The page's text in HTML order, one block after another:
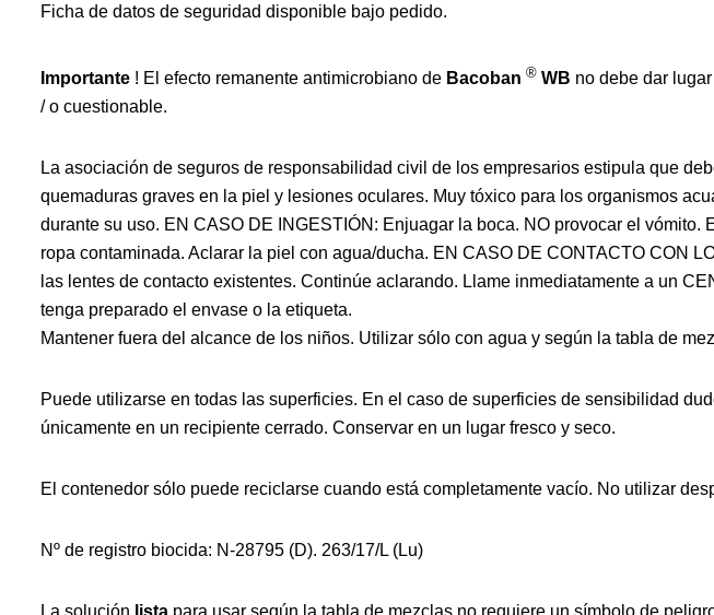
Ficha de datos de seguridad disponible bajo pedido.
Importante ! El efecto remanente antimicrobiano de Bacoban ® WB no debe dar
/ o cuestionable.
La asociación de seguros de responsabilidad civil de los empresarios estipula que
quemaduras graves en la piel y lesiones oculares. Muy tóxico para los organismos
durante su uso. EN CASO DE INGESTIÓN: Enjuagar la boca. NO provocar el
ropa contaminada. Aclarar la piel con agua/ducha. EN CASO DE CONTACTO CON
las lentes de contacto existentes. Continúe aclarando. Llame inmediatamente a un
tenga preparado el envase o la etiqueta.
Mantener fuera del alcance de los niños. Utilizar sólo con agua y según la tabla de
Puede utilizarse en todas las superficies. En el caso de superficies de sensibilidad
únicamente en un recipiente cerrado. Conservar en un lugar fresco y seco.
El contenedor sólo puede reciclarse cuando está completamente vacío. No utilizar
Nº de registro biocida: N-28795 (D). 263/17/L (Lu)
La solución lista para usar según la tabla de mezclas no requiere un símbolo de